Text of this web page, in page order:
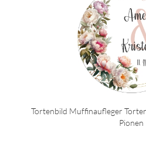
Tortenbild Muffinaufleger
Pionen